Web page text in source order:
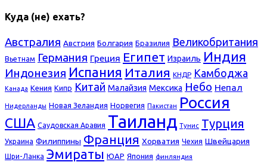
Куда (не) ехать?
Австралия Австрия Болгария Бразилия Великобритания
Вьетнам Германия Греция Египет Израиль Индия
Индонезия Испания Италия КНДР Камбоджа
Канада Кения Кипр Китай Малайзия Мексика Небо Непал
Нидерланды Новая Зеландия Норвегия Пакистан Россия
США Саудовская Аравия Таиланд Тунис Турция
Украина Филиппины Франция Хорватия Чехия Швейцария
Шри-Ланка Эмираты ЮАР Япония финляндия